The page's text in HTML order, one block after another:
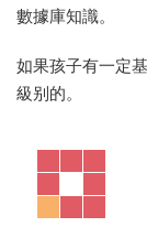
數據庫知識。
如果孩子有一定
級别的。